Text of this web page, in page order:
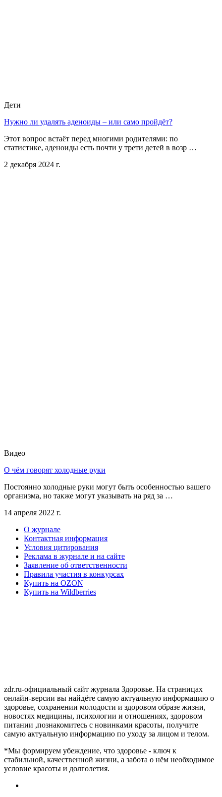
Дети
Нужно ли удалять аденоиды – или само пройдёт?
Этот вопрос встаёт перед многими родителями: по
статистике, аденоиды есть почти у трети детей в возр …
2 декабря 2024 г.
Видео
О чём говорят холодные руки
Постоянно холодные руки могут быть особенностью вашего
организма, но также могут указывать на ряд за …
14 апреля 2022 г.
О журнале
Контактная информация
Условия цитирования
Реклама в журнале и на сайте
Заявление об ответственности
Правила участия в конкурсах
Купить на OZON
Купить на Wildberries
zdr.ru-официальный сайт журнала Здоровье. На страницах
онлайн-версии вы найдёте самую актуальную информацию о
здоровье, сохранении молодости и здоровом образе жизни,
новостях медицины, психологии и отношениях, здоровом
питании ,познакомитесь с новинками красоты, получите
самую актуальную информацию по уходу за лицом и телом.
*Мы формируем убеждение, что здоровье - ключ к
стабильной, качественной жизни, а забота о нём необходимое
условие красоты и долголетия.